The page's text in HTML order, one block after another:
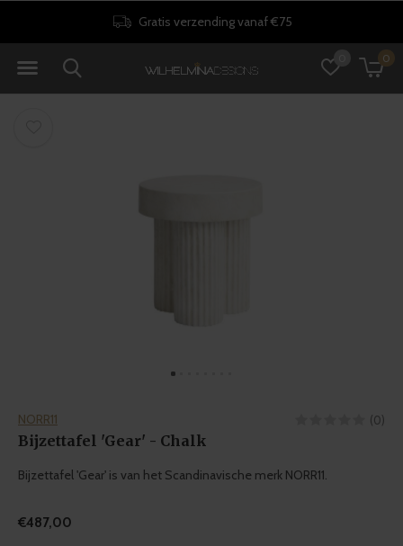
0
Gratis verzending vanaf €75
NORR11 (0)
Bijzettafel 'Gear' - Chalk
Bijzettafel 'Gear' is van het Scandinavische merk NORR11.
€487,00